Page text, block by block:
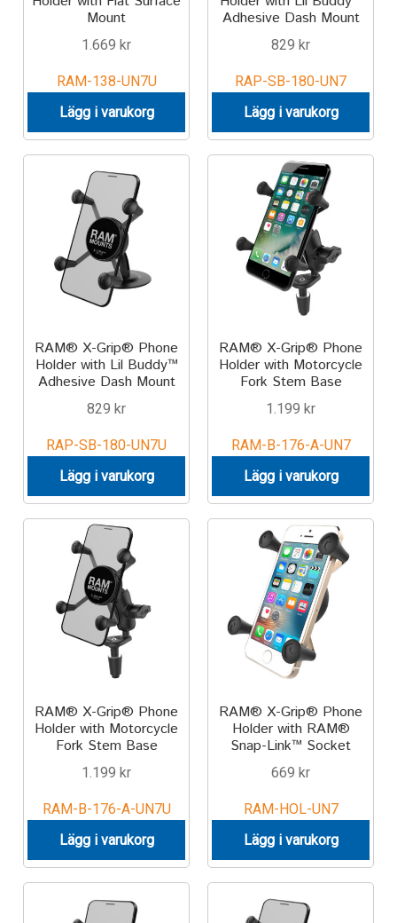
Mount
1.669 kr
RAM-138-UN7U
Lägg i varukorg
Adhesive Dash Mount
829 kr
RAP-SB-180-UN7
Lägg i varukorg
RAM® X-Grip® Phone
Holder with Lil Buddy™
Adhesive Dash Mount
829 kr
RAP-SB-180-UN7U
Lägg i varukorg
RAM® X-Grip® Phone
Holder with Motorcycle
Fork Stem Base
1.199 kr
RAM-B-176-A-UN7
Lägg i varukorg
RAM® X-Grip® Phone
Holder with Motorcycle
Fork Stem Base
1.199 kr
RAM-B-176-A-UN7U
Lägg i varukorg
RAM® X-Grip® Phone
Holder with RAM®
Snap-Link™ Socket
669 kr
RAM-HOL-UN7
Lägg i varukorg